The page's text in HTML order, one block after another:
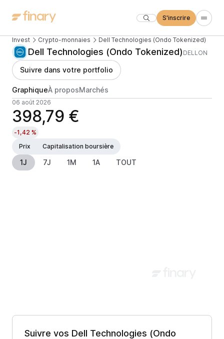
S'inscrire
Invest Crypto-monnaies Dell Technologies (Ondo Tokenized)
Dell Technologies (Ondo Tokenized) DELLON
Suivre dans votre portfolio
GraphiqueÀ proposMarchés
06 août 2026
398,79 €
-1,42 %
Prix
Capitalisation boursière
1J 7J 1M 1A TOUT
Suivre vos Dell Technologies (Ondo